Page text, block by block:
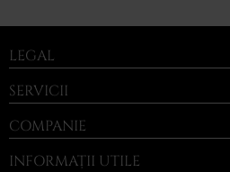
LEGAL
SERVICII
COMPANIE
INFORMAȚII UTILE